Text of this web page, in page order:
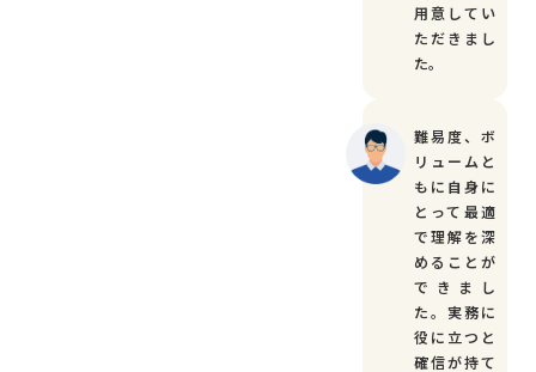
用意してい
ただきまし
た。
難易度、ボ
リュームと
もに自身に
とって最適
で理解を深
めることが
できまし
た。実務に
役に立つと
確信が持て